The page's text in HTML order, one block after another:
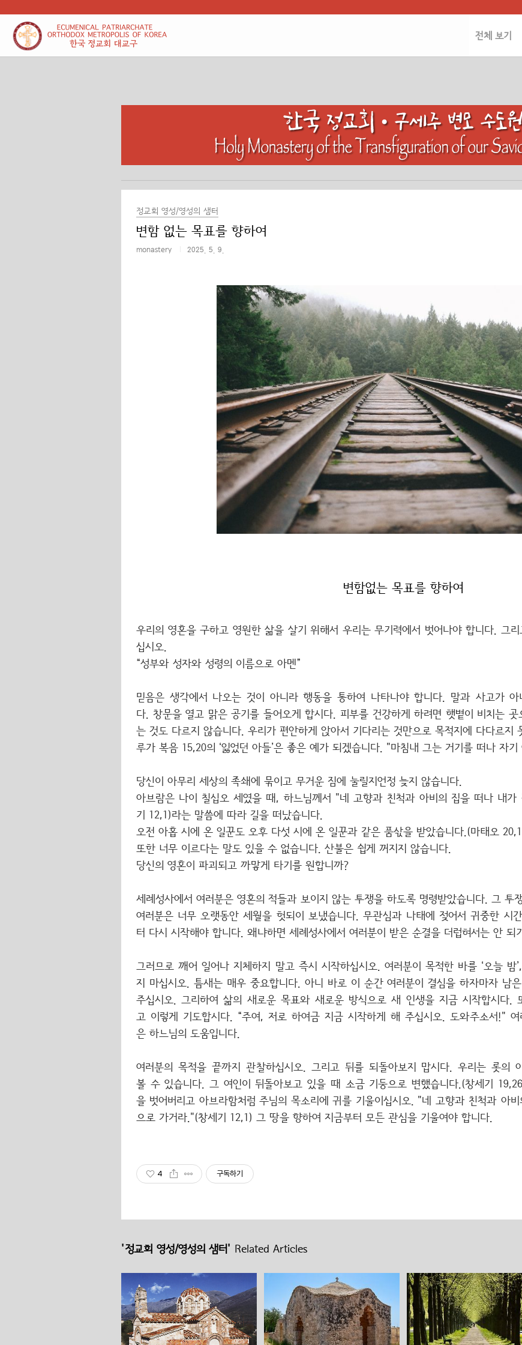
전체 보기
정교회 영성/영성의 샘터
변함 없는 목표를 향하여
monastery 2025. 5. 9.
변함없는 목표를 향하여
우리의 영혼을 구하고 영원한 삶을 살기 위해서 우리는 무기력에서 벗어나야 합니다. 그
십시오.
“성부와 성자와 성령의 이름으로 아멘”
믿음은 생각에서 나오는 것이 아니라 행동을 통하여 나타나야 합니다. 말과 사고가 아
다. 창문을 열고 맑은 공기를 들어오게 합시다. 피부를 건강하게 하려면 햇볕이 비치는
는 것도 다르지 않습니다. 우리가 편안하게 앉아서 기다리는 것만으로 목적지에 다다르지
루가 복음 15,20의 ‘잃었던 아들’은 좋은 예가 되겠습니다. "마침내 그는 거기를 떠나 자
당신이 아무리 세상의 족쇄에 묶이고 무거운 짐에 눌릴지언정 늦지 않습니다.
아브람은 나이 칠십오 세였을 때, 하느님께서 "네 고향과 친척과 아비의 집을 떠나 내가
기 12,1)라는 말씀에 따라 길을 떠났습니다.
오전 아홉 시에 온 일꾼도 오후 다섯 시에 온 일꾼과 같은 품삯을 받았습니다.(마태오
또한 너무 이르다는 말도 있을 수 없습니다. 산불은 쉽게 꺼지지 않습니다.
당신의 영혼이 파괴되고 까맣게 타기를 원합니까?
세례성사에서 여러분은 영혼의 적들과 보이지 않는 투쟁을 하도록 명령받았습니다. 그 투
여러분은 너무 오랫동안 세월을 헛되이 보냈습니다. 무관심과 나태에 젖어서 귀중한 시
터 다시 시작해야 합니다. 왜냐하면 세례성사에서 여러분이 받은 순결을 더럽혀서는 안 되
그러므로 깨어 일어나 지체하지 말고 즉시 시작하십시오. 여러분이 목적한 바를 ‘오늘 밤
지 마십시오. 틈새는 매우 중요합니다. 아니 바로 이 순간 여러분이 결심을 하자마자 남
주십시오. 그리하여 삶의 새로운 목표와 새로운 방식으로 새 인생을 지금 시작합시다.
고 이렇게 기도합시다. “주여, 저로 하여금 지금 시작하게 해 주십시오. 도와주소서!"
은 하느님의 도움입니다.
여러분의 목적을 끝까지 관찰하십시오. 그리고 뒤를 되돌아보지 맙시다. 우리는 롯의
볼 수 있습니다. 그 여인이 뒤돌아보고 있을 때 소금 기둥으로 변했습니다.(창세기
을 벗어버리고 아브라함처럼 주님의 목소리에 귀를 기울이십시오. "네 고향과 친척과 아
으로 가거라."(창세기 12,1) 그 땅을 향하여 지금부터 모든 관심을 기울여야 합니다.
4 구독하기
'정교회 영성/영성의 샘터' Related Articles